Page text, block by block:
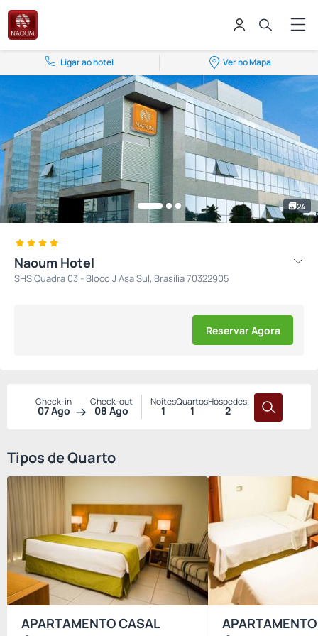
Ligar ao hotel Ver no Mapa
24
Naoum Hotel
SHS Quadra 03 - Bloco J Asa Sul, Brasilia 70322905
Reservar Agora
Check-in
07 Ago
Check-out
08 Ago
Noites
1
Quartos
1
Hóspedes
2
Tipos de Quarto
APARTAMENTO CASAL